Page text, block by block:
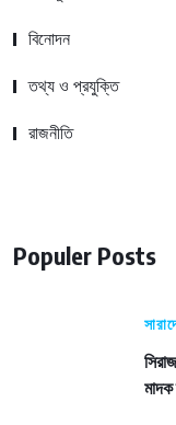
বিনোদন
তথ্য ও প্রযুক্তি
রাজনীতি
Populer Posts
মাদক